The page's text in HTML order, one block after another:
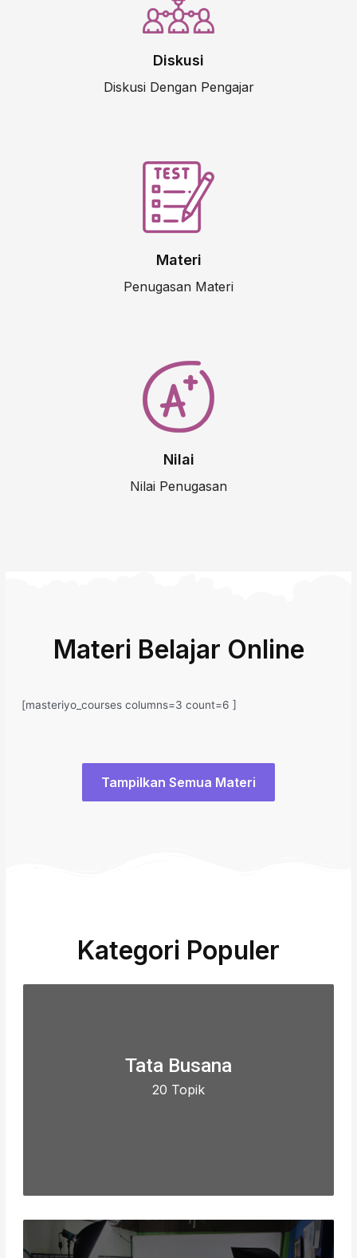
Diskusi
Diskusi Dengan Pengajar
Materi
Penugasan Materi
Nilai
Nilai Penugasan
Materi Belajar Online
[masteriyo_courses columns=3 count=6 ]
Tampilkan Semua Materi
Kategori Populer
Tata Busana
20 Topik